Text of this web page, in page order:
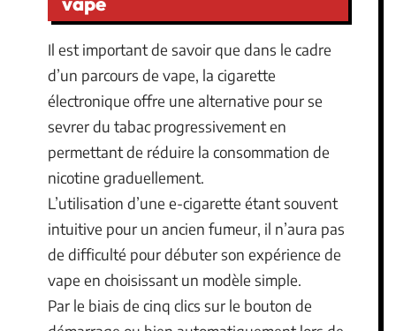
Il est important de savoir que dans le cadre
d’un parcours de vape, la cigarette
électronique offre une alternative pour se
sevrer du tabac progressivement en
permettant de réduire la consommation de
nicotine graduellement.
L’utilisation d’une e-cigarette étant souvent
intuitive pour un ancien fumeur, il n’aura pas
de difficulté pour débuter son expérience de
vape en choisissant un modèle simple.
Par le biais de cinq clics sur le bouton de